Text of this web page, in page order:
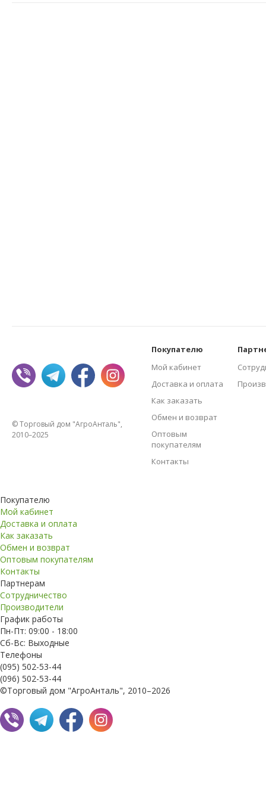
© Торговый дом "АгроАнталь",
2010–2025
Покупателю
Мой кабинет
Доставка и оплата
Как заказать
Обмен и возврат
Оптовым
покупателям
Контакты
Покупателю
Мой кабинет
Доставка и оплата
Как заказать
Обмен и возврат
Оптовым покупателям
Контакты
Партнерам
Сотрудничество
Производители
График работы
Пн-Пт: 09:00 - 18:00
Сб-Вс: Выходные
Телефоны
(095) 502-53-44
(096) 502-53-44
©Торговый дом "АгроАнталь", 2010–2026